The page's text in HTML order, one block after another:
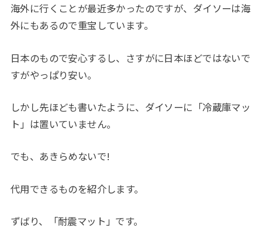
海外に行くことが最近多かったのですが、ダイソーは海
外にもあるので重宝しています。
日本のもので安心するし、さすがに日本ほどではないで
すがやっぱり安い。
しかし先ほども書いたように、ダイソーに「冷蔵庫マッ
ト」は置いていません。
でも、あきらめないで!
代用できるものを紹介します。
ずばり、「耐震マット」です。